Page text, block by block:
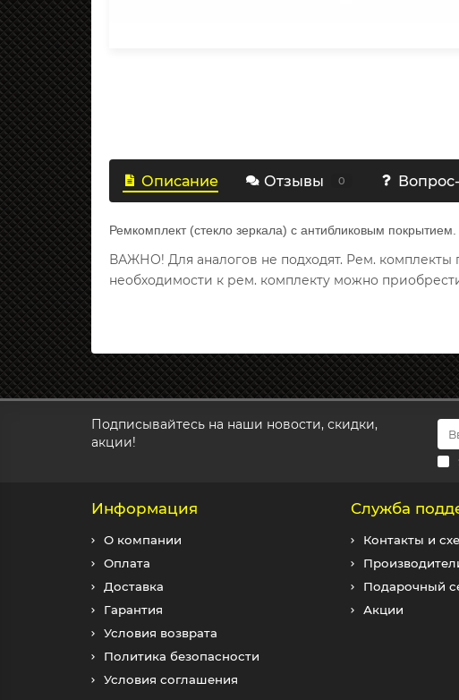
Описание Отзывы 0
Ремкомплект (стекло зеркала) с антибликовым покрытием.
ВАЖНО! Для аналогов не подходят. Рем. комплекты
необходимости к рем. комплекту можно
Подписывайтесь на наши новости, скидки,
акции!
Информация
О компании
Оплата
Доставка
Гарантия
Условия возврата
Политика безопасности
Условия соглашения
Служба
Контакты и
Подарочный
Акции